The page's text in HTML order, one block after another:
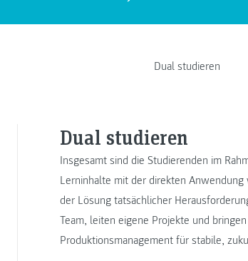
Dual studieren
Dual studieren
Insgesamt sind die Studierenden im
Lerninhalte mit der direkten
der Lösung tatsächlicher
Team, leiten eigene Projekte und
Produktionsmanagement für stabile,